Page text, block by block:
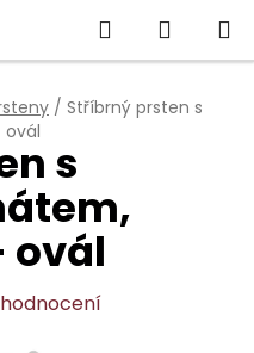
Hledat
KOŠÍK
/ Stříbrný prsten s
s
ovál